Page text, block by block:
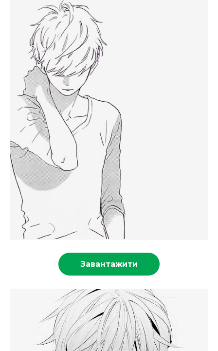
Завантажити